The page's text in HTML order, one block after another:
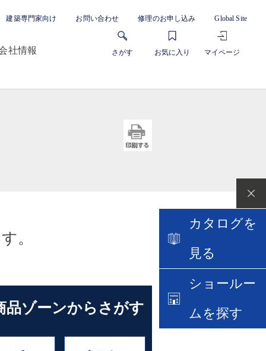
社情報 さがす お気に入り マイページ
建築専門家向け お問い合わせ 修理のお申し込み Global Site
カタログを
見る
ショールー
ムを探す
。
品ゾーンからさがす